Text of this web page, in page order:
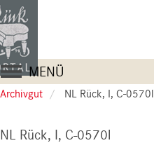
Skip
to
main
content
Main
navigation
MENÜ
Archivgut NL Rück, I, C-0570l
NL Rück, I, C-0570l